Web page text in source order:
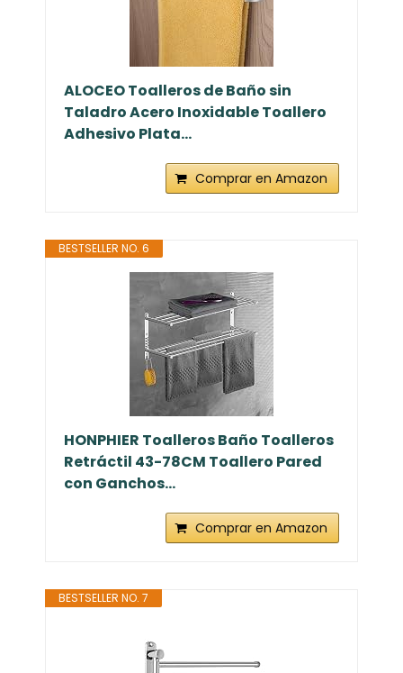
ALOCEO Toalleros de Baño sin
Taladro Acero Inoxidable Toallero
Adhesivo Plata...
Comprar en Amazon
BESTSELLER NO. 6
HONPHIER Toalleros Baño Toalleros
Retráctil 43-78CM Toallero Pared
con Ganchos...
Comprar en Amazon
BESTSELLER NO. 7